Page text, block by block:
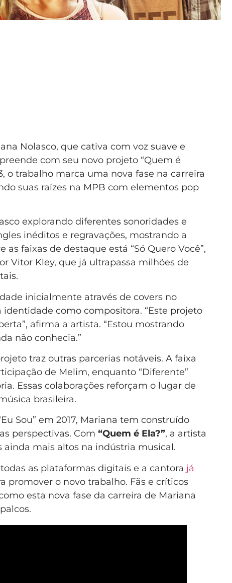
Nolasco, que cativa com voz suave e
com seu novo projeto “Quem é
o trabalho marca uma nova fase na carreira
suas raízes na MPB com elementos pop
explorando diferentes sonoridades e
inéditos e regravações, mostrando a
faixas de destaque está “Só Quero Você”,
Vitor Kley, que já ultrapassa milhões de
inicialmente através de covers no
identidade como compositora. “Este projeto
afirma a artista. “Estou mostrando
não conhecia.”
traz outras parcerias notáveis. A faixa
de Melim, enquanto “Diferente”
Essas colaborações reforçam o lugar de
brasileira.
Sou” em 2017, Mariana tem construído
perspectivas. Com “Quem é Ela?”, a artista
ainda mais altos na indústria musical.
as plataformas digitais e a cantora já
promover o novo trabalho. Fãs e críticos
esta nova fase da carreira de Mariana